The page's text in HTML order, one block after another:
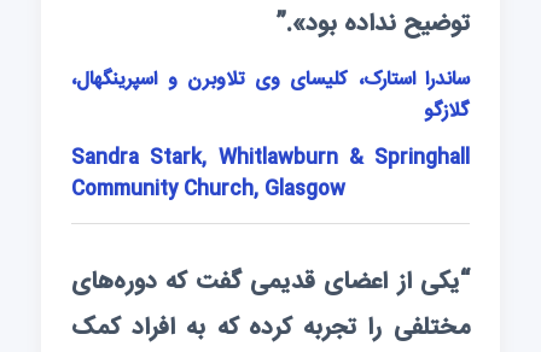
توضیح نداده بود».”
ساندرا استارک، کلیسای وی تلاوبرن و اسپرینگهال،
گلازگو
Sandra Stark, Whitlawburn & Springhall
Community Church, Glasgow
“یکی از اعضای قدیمی گفت که دوره‌های
مختلفی را تجربه کرده که به افراد کمک